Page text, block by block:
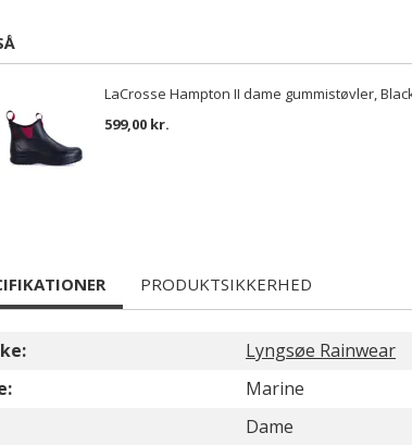
LaCrosse Hampton II dame gummistøvler,
599,00 kr.
PRODUKTSIKKERHED
Lyngsøe Rainwear
Marine
Dame